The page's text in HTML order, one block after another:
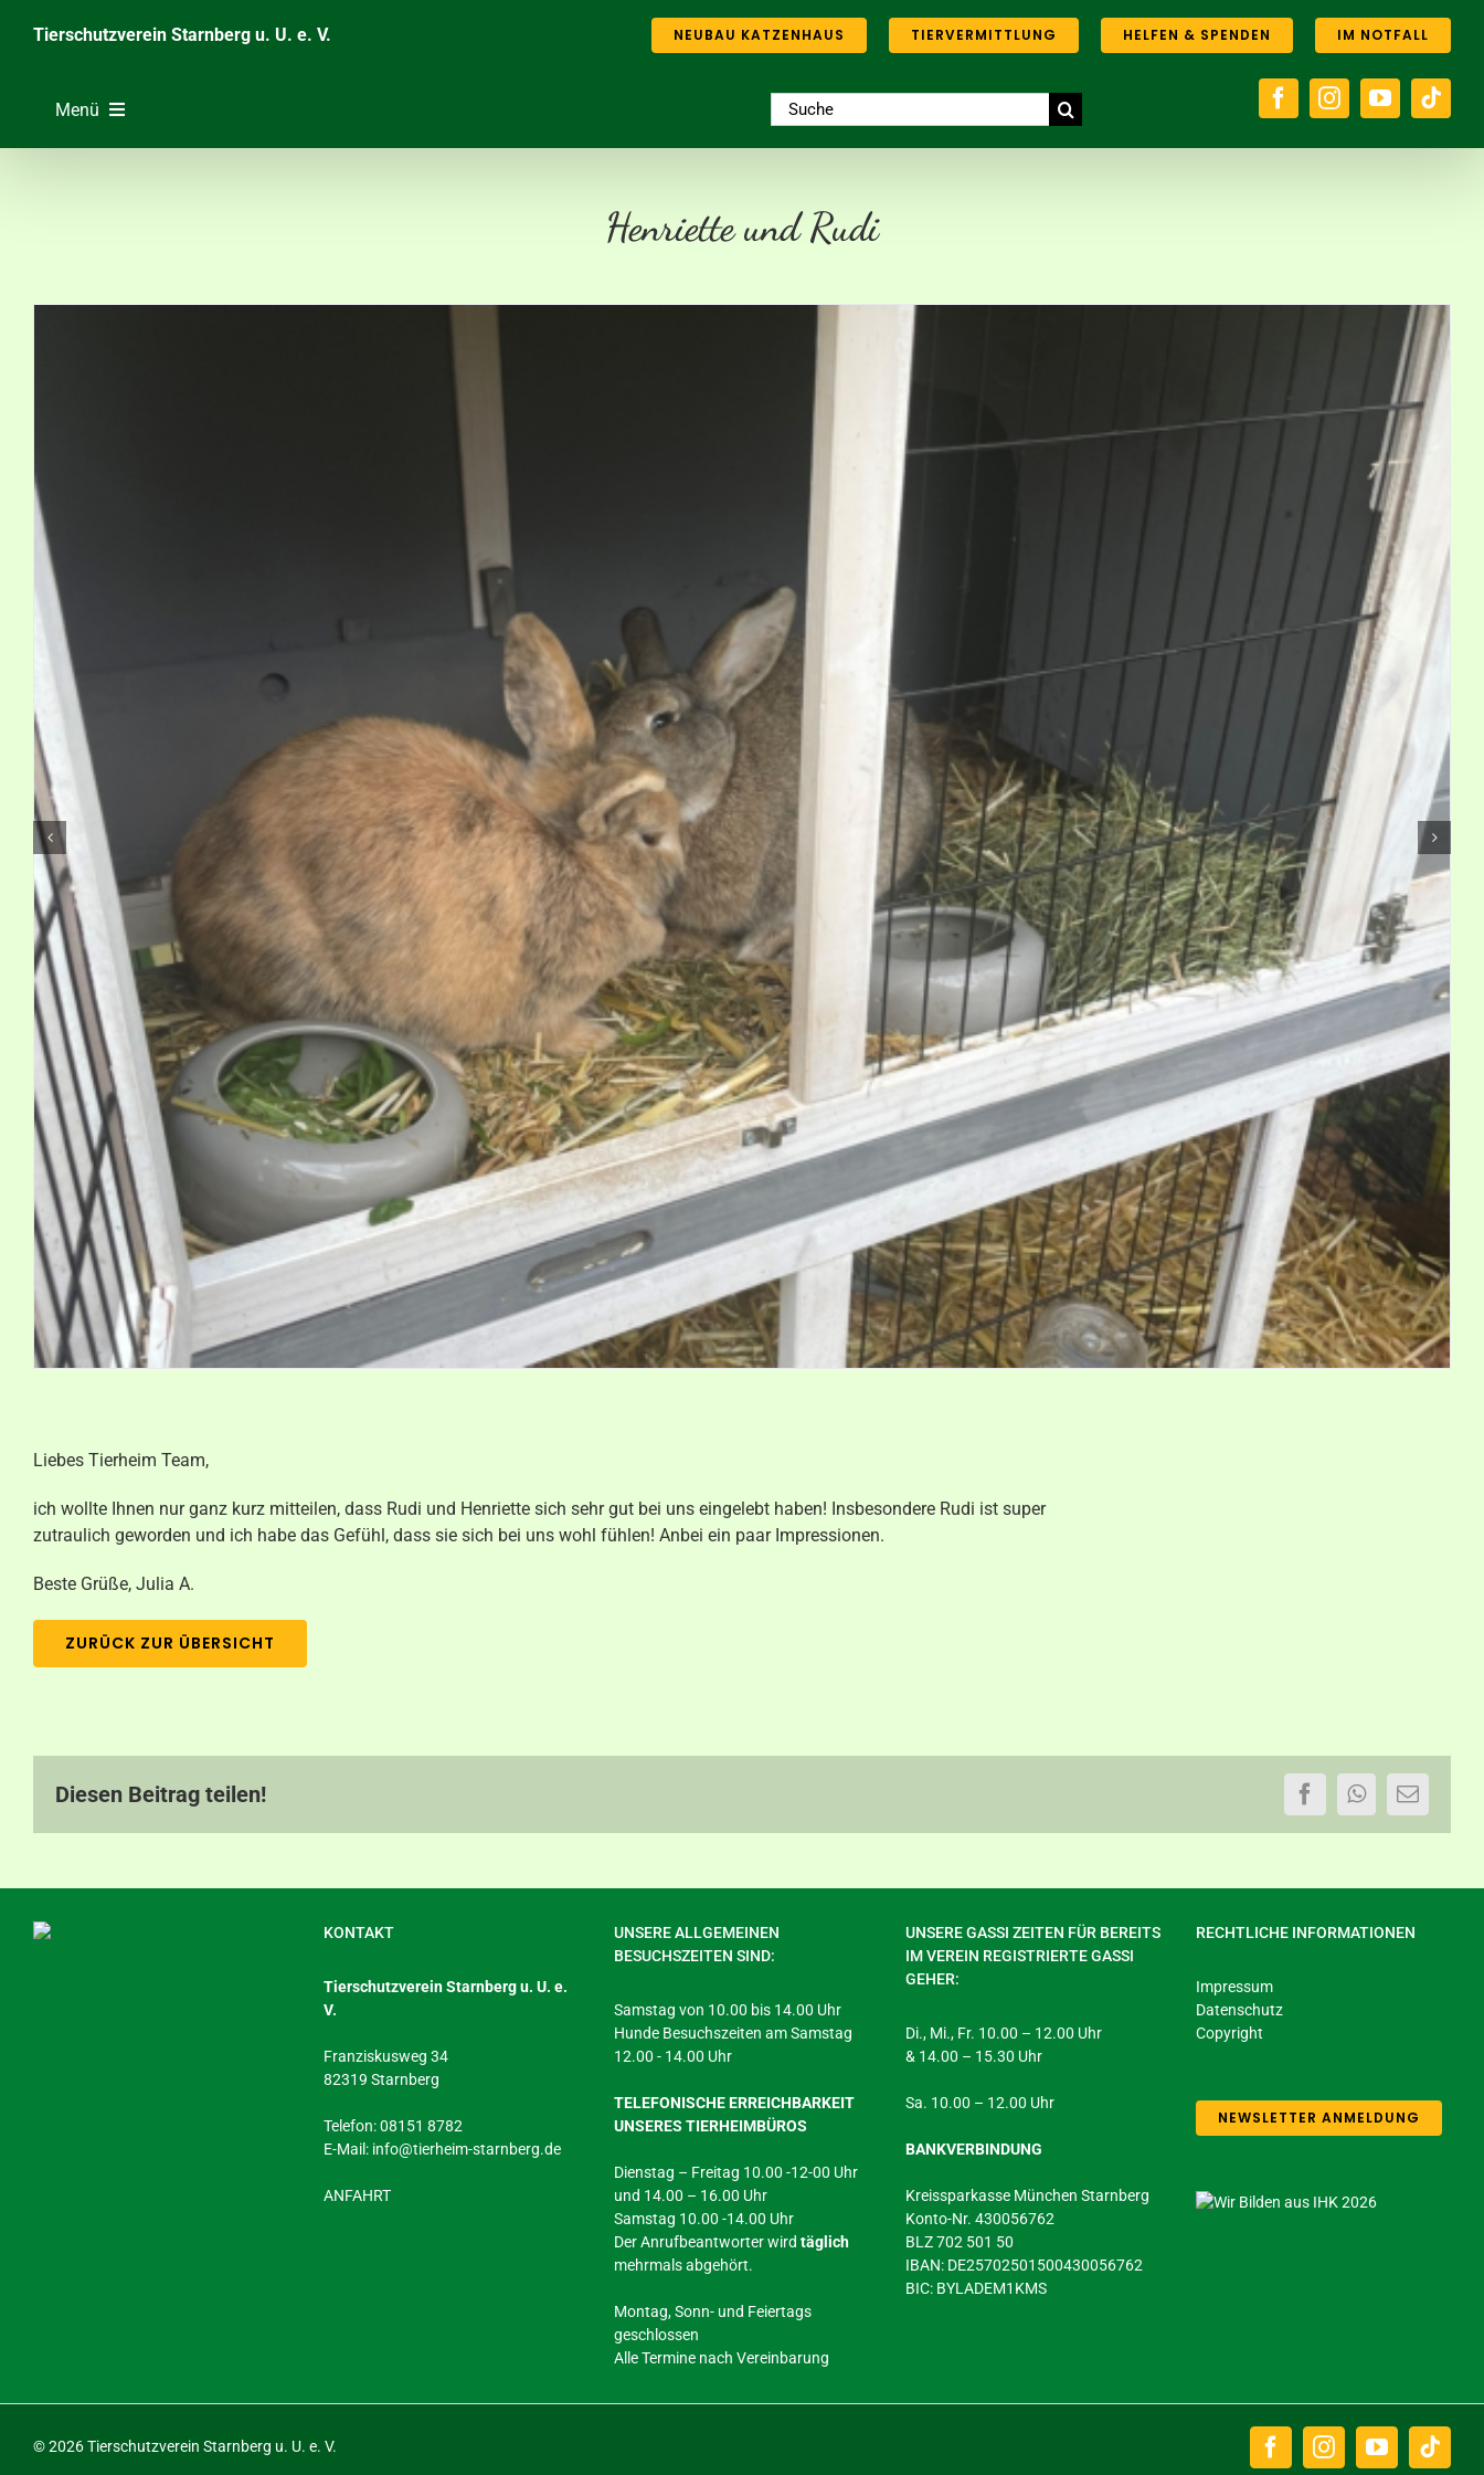
InhaltTierschutzverein Starnberg u. U. e. V. NEUBAU KATZENHAUS TIERVERMITTLUNG HELFEN & SPENDEN IM NOTFALL
Menü
Helfen & Spenden
Suche
nach:
Henriette und Rudi
Liebes Tierheim Team,
ich wollte Ihnen nur ganz kurz mitteilen, dass Rudi und Henriette sich sehr gut bei uns eingelebt haben! Insbesondere Rudi ist super
zutraulich geworden und ich habe das Gefühl, dass sie sich bei uns wohl fühlen! Anbei ein paar Impressionen.
Beste Grüße, Julia A.
ZURÜCK ZUR ÜBERSICHT
Diesen Beitrag teilen! FacebookWhatsApp
E-
KONTAKT
Tierschutzverein Starnberg u. U. e.
V.
Franziskusweg 34
82319 Starnberg
Telefon: 08151 8782
E-Mail: info@tierheim-starnberg.de
ANFAHRT
UNSERE ALLGEMEINEN
BESUCHSZEITEN SIND:
Samstag von 10.00 bis 14.00 Uhr
Hunde Besuchszeiten am Samstag
12.00 - 14.00 Uhr
TELEFONISCHE ERREICHBARKEIT
UNSERES TIERHEIMBÜROS
Dienstag – Freitag 10.00 -12-00 Uhr
und 14.00 – 16.00 Uhr
Samstag 10.00 -14.00 Uhr
Der Anrufbeantworter wirdtäglich
mehrmals abgehört.
Montag, Sonn- und Feiertags
geschlossen
Alle Termine nach Vereinbarung
UNSERE GASSI ZEITEN FÜR BEREITS
IM VEREIN REGISTRIERTE GASSI
GEHER:
Di., Mi., Fr. 10.00 – 12.00 Uhr
& 14.00 – 15.30 Uhr
Sa. 10.00 – 12.00 Uhr
BANKVERBINDUNG
Kreissparkasse München Starnberg
Konto-Nr. 430056762
BLZ 702 501 50
IBAN: DE25702501500430056762
BIC: BYLADEM1KMS
RECHTLICHE INFORMATIONEN
Impressum
Datenschutz
Copyright
NEWSLETTER ANMELDUNG
©2026 Tierschutzverein Starnberg u. U. e. V. FacebookInstagramYouTube